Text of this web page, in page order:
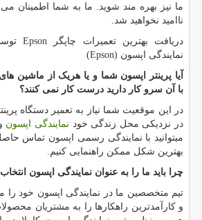
ما نیز بهره مند شوید. ما به شما اطمینان
ناامید نخواهید شد.
دریافت بهترین تعمیرات چاپگر Epson
نمایندگی اپسون (Epson
)
آیا پرینتر اپسون شما و یا هریک از ماشین
با آن سرو کار دارید درست کار نمی کنند؟
در این موقعیت شما نیاز به تعمیر دستگاه
در نزدیکی محل زندگی خود نمایندگی اپسون
میتوانید با نمایندگی رسمی اپسون تماس
بهترین شکل ممکن راهنمایی کنیم.
چرا باید ما را به عنوان نمایندگی اپسون انتخاب
تیم متخصصین ما در نمایندگی اپسون خود را
و کارآمدترین راهکارها را به مشتریان